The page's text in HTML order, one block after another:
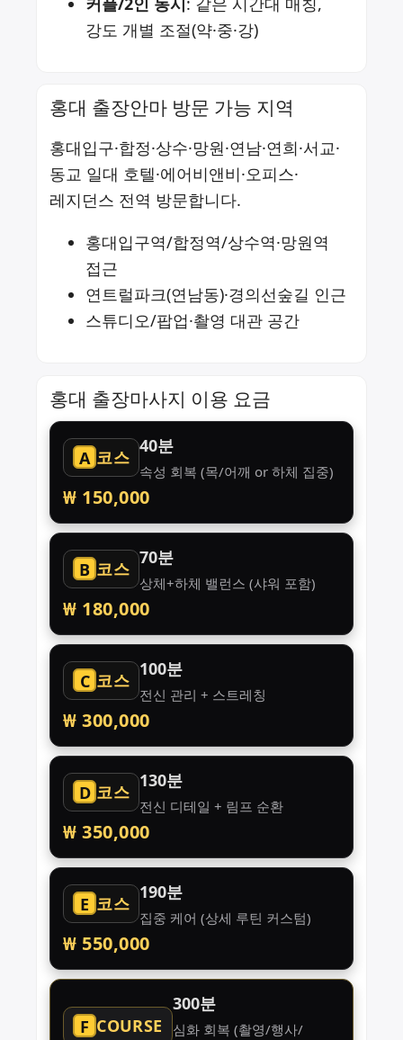
강도 개별 조절(약·중·강)
홍대 출장안마 방문 가능 지역
홍대입구·합정·상수·망원·연남·연희·서교·
동교 일대 호텔·에어비앤비·오피스·
레지던스 전역 방문합니다.
홍대입구역/합정역/상수역·망원역
접근
연트럴파크(연남동)·경의선숲길 인근
스튜디오/팝업·촬영 대관 공간
홍대 출장마사지 이용 요금
A 코스
40분
속성 회복 (목/어깨 or 하체 집중)
₩ 150,000
B 코스
70분
상체+하체 밸런스 (샤워 포함)
₩ 180,000
C 코스
100분
전신 관리 + 스트레칭
₩ 300,000
D 코스
130분
전신 디테일 + 림프 순환
₩ 350,000
E 코스
190분
집중 케어 (상세 루틴 커스텀)
₩ 550,000
F COURSE
300분
심화 회복 (촬영/행사/